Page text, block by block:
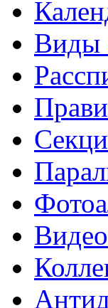
Виды
Видео